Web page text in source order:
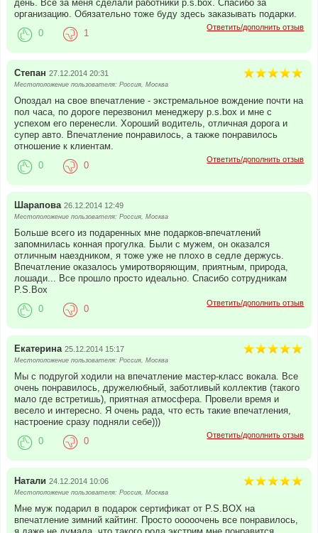
день. Все за меня сделали работники p.s.box. Спасибо за
организацию. Обязательно тоже буду здесь заказывать подарки.
Ответить/дополнить отзыв
0 1
Степан 27.12.2014 20:31
Местоположение пользователя: Россия, Москва
Опоздал на свое впечатление - экстремальное вождение почти на
пол часа, по дороге перезвонил менеджеру p.s.box и мне с
успехом его перенесли. Хороший водитель, отличная дорога и
супер авто. Впечатление понравилось, а также понравилось
отношение к клиентам.
Ответить/дополнить отзыв
0 0
Шарапова 26.12.2014 12:49
Местоположение пользователя: Россия, Москва
Больше всего из подаренных мне подарков-впечатлений
запомнилась конная прогулка. Были с мужем, он оказался
отличным наездником, я тоже уже не плохо в седле держусь.
Впечатление оказалось умиротворяющим, приятным, природа,
лошади... Все прошло просто идеально. Спасибо сотрудникам
P.S.Box
Ответить/дополнить отзыв
0 0
Екатерина 25.12.2014 15:17
Местоположение пользователя: Россия, Москва
Мы с подругой ходили на впечатление мастер-класс вокала. Все
очень понравилось, дружелюбный, заботливый коллектив (такого
мало где встретишь), приятная атмосфера. Провели время и
весело и интересно. Я очень рада, что есть такие впечатления,
настроение сразу подняли себе)))
Ответить/дополнить отзыв
0 0
Натали 24.12.2014 10:06
Местоположение пользователя: Россия, Москва
Мне муж подарил в подарок сертификат от P.S.BOX на
впечатление зимний кайтинг. Просто ооооочень все понравилось,